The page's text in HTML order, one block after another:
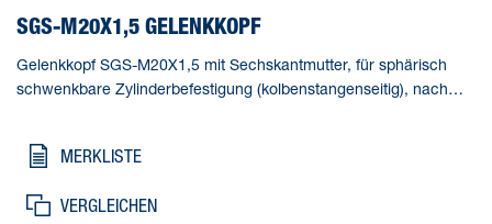
SGS-M20X1,5 GELENKKOPF
Gelenkkopf SGS-M20X1,5 mit Sechskantmutter, für sphärisch
schwenkbare Zylinderbefestigung (kolbenstangenseitig), nach
Korrosionsbeanspruchung, Umgebungstemperatur=-40 - 150 °C,
MERKLISTE
VERGLEICHEN